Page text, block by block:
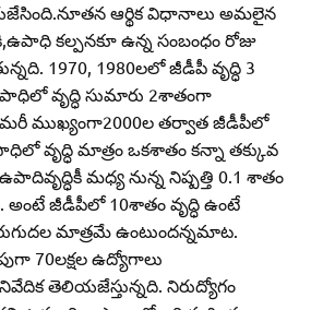
ఆర్థిక విధానాలు అమలైన
కల్పనకూ ఉన్న సంబంధం రోజు
1970, 1980లలో జీడీపీ వృద్ధి 3
వృద్ధి సుమారు 2శాతంగా
ముఖ్యంగా2000ల తర్వాత జీడీపీలో
వృద్ధి మాత్రం ఒకశాతం కన్నా తక్కువ
మధ్య నున్న నిష్పత్తి 0.1 శాతం
అంటే జీడీపీలో 10శాతం వృద్ధి ఉంటే
మాత్రమే ఉంటుందన్నమాట.
70లక్షల ఉద్యోగాలు
నిరుద్యోగం